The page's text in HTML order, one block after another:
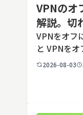
VPNのオ
解説。切
端末での
VPNをオフ
と VPNを
の端末でも
2026-08-03